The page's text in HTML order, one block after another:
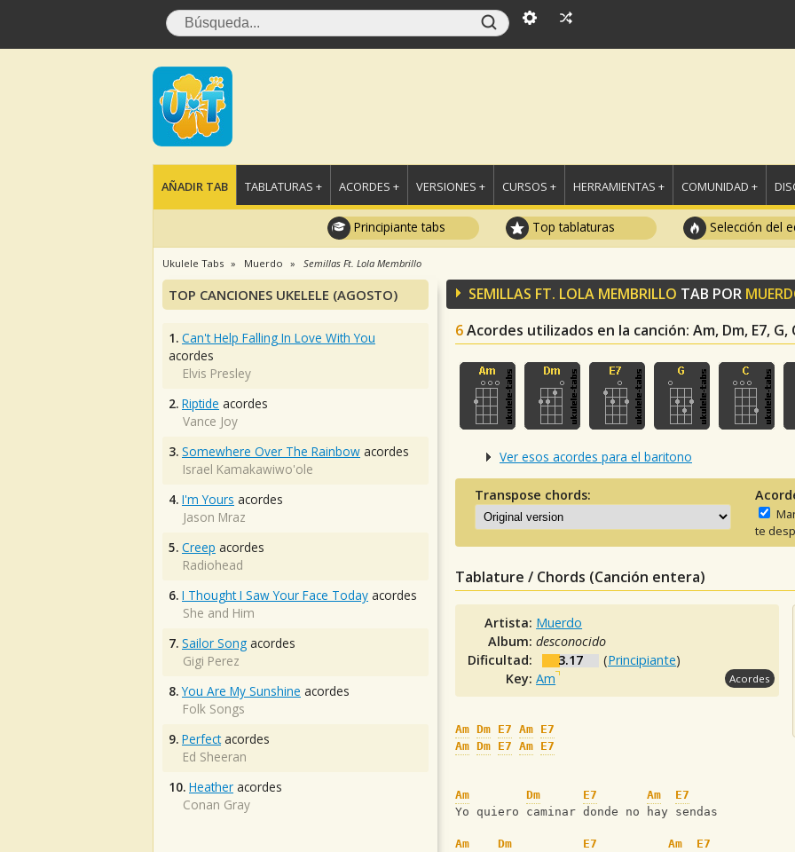
AÑADIR TAB TABLATURAS + ACORDES + VERSIONES + CURSOS + HERRAMIENTAS + COMUNIDAD +
Principiante tabs Top tablaturas Selección del
Ukulele Tabs Muerdo Semillas Ft. Lola Membrillo
SEMILLAS FT. LOLA MEMBRILLO TAB POR
6Acordes utilizados en la canción: Am, Dm, E7, G,
Ver esos acordes para el baritono
Transpose chords:
te
Tablature / Chords (Canción entera)
Artista: Muerdo
Album:desconocido
Dificultad:
3.17 (Principiante)
Key:Am Acordes
Am Dm E7 Am E7
Am Dm E7 Am E7
Am Dm E7 Am
E7
Yo quiero caminar donde no hay sendas
Am Dm E7 Am
E7
TOP CANCIONES UKELELE (AGOSTO)
1. Can't Help Falling In Love With You
acordes
Elvis Presley
2. Riptide acordes
Vance Joy
3. Somewhere Over The Rainbow acordes
Israel Kamakawiwo'ole
4. I'm Yours acordes
Jason Mraz
5. Creep acordes
Radiohead
6. I Thought I Saw Your Face Today acordes
She and Him
7. Sailor Song acordes
Gigi Perez
8. You Are My Sunshine acordes
Folk Songs
9. Perfectacordes
Ed Sheeran
10. Heather acordes
Conan Gray